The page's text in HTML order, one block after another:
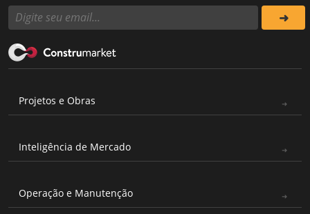
Projetos e Obras
Inteligência de Mercado
Operação e Manutenção